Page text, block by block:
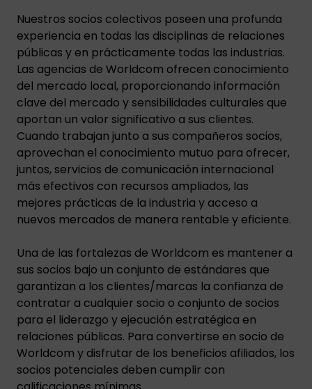
Nuestros socios colectivos poseen una profunda
experiencia en todas las disciplinas de relaciones
públicas y en prácticamente todas las industrias.
Las agencias de Worldcom ofrecen conocimiento
del mercado local, proporcionando información
clave del mercado y sensibilidades culturales que
aportan un valor significativo a sus clientes.
Cuando trabajan junto a sus compañeros socios,
aprovechan el conocimiento mutuo para ofrecer,
juntos, servicios de comunicación internacional
más efectivos con recursos ampliados, las
mejores prácticas de la industria y acceso a
nuevos mercados de manera rentable y eficiente.
Una de las fortalezas de Worldcom es mantener a
sus socios bajo un conjunto de estándares que
garantizan a los clientes/marcas la confianza de
contratar a cualquier socio o conjunto de socios
para el liderazgo y ejecución estratégica en
relaciones públicas. Para convertirse en socio de
Worldcom y disfrutar de los beneficios afiliados, los
socios potenciales deben cumplir con